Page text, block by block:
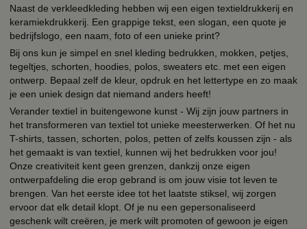
Naast de verkleedkleding hebben wij een eigen textieldrukkerij en
keramiekdrukkerij. Een grappige tekst, een slogan, een quote je
bedrijfslogo, een naam, foto of een unieke print?
Bij ons kun je simpel en snel kleding bedrukken, mokken, petjes,
tegeltjes, schorten, hoodies, polos, sweaters etc. met een eigen
ontwerp. Bepaal zelf de kleur, opdruk en het lettertype en zo maak
je een uniek design dat niemand anders heeft!
Verander textiel in buitengewone kunst - Wij zijn jouw partners in
het transformeren van textiel tot unieke meesterwerken. Of het nu
T-shirts, tassen, schorten, polos, petten of zelfs koussen zijn - als
het gemaakt is van textiel, kunnen wij het bedrukken voor jou!
Onze creativiteit kent geen grenzen, dankzij onze eigen
ontwerpafdeling die erop gebrand is om jouw visie tot leven te
brengen. Van het eerste idee tot het laatste stiksel, wij zorgen
ervoor dat elk detail klopt. Of je nu een gepersonaliseerd
geschenk wilt creëren, je merk wilt promoten of gewoon je eigen